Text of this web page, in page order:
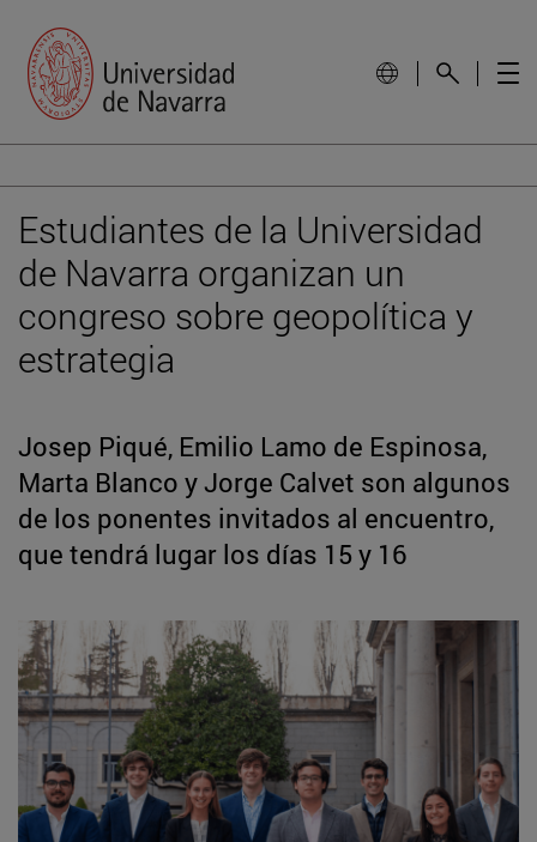
Estudiantes de la Universidad
de Navarra organizan un
congreso sobre geopolítica y
estrategia
Josep Piqué, Emilio Lamo de Espinosa,
Marta Blanco y Jorge Calvet son algunos
de los ponentes invitados al encuentro,
que tendrá lugar los días 15 y 16